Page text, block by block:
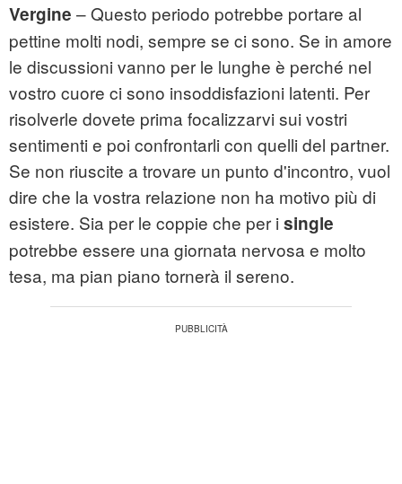
Vergine – Questo periodo potrebbe portare al
pettine molti nodi, sempre se ci sono. Se in amore
le discussioni vanno per le lunghe è perché nel
vostro cuore ci sono insoddisfazioni latenti. Per
risolverle dovete prima focalizzarvi sui vostri
sentimenti e poi confrontarli con quelli del partner.
Se non riuscite a trovare un punto d'incontro, vuol
dire che la vostra relazione non ha motivo più di
esistere. Sia per le coppie che per i single
potrebbe essere una giornata nervosa e molto
tesa, ma pian piano tornerà il sereno.